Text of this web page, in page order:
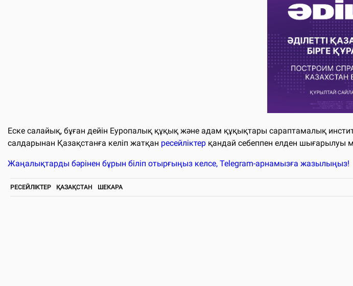
Еске салайық, бұған дейін Еуропалық құқық және адам құқықтары сараптамалық
салдарынан Қазақстанға келіп жатқан ресейліктер қандай себеппен елден шығарылуы
Жаңалықтарды бәрінен бұрын біліп отырғыңыз келсе, Telegram-арнамызға жазылыңыз!
РЕСЕЙЛІКТЕР ҚАЗАҚСТАН ШЕКАРА